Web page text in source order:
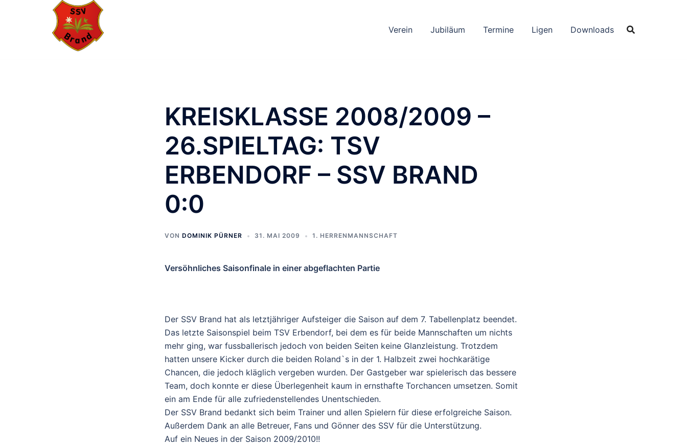
Verein Jubiläum Termine Ligen Downloads
KREISKLASSE 2008/2009 –
26.SPIELTAG: TSV
ERBENDORF – SSV BRAND
0:0
VON DOMINIK PÜRNER 31. MAI 2009 1. HERRENMANNSCHAFT
Versöhnliches Saisonfinale in einer abgeflachten Partie
Der SSV Brand hat als letztjähriger Aufsteiger die Saison auf dem 7. Tabellenplatz beendet.
Das letzte Saisonspiel beim TSV Erbendorf, bei dem es für beide Mannschaften um nichts
mehr ging, war fussballerisch jedoch von beiden Seiten keine Glanzleistung. Trotzdem
hatten unsere Kicker durch die beiden Roland`s in der 1. Halbzeit zwei hochkarätige
Chancen, die jedoch kläglich vergeben wurden. Der Gastgeber war spielerisch das bessere
Team, doch konnte er diese Überlegenheit kaum in ernsthafte Torchancen umsetzen. Somit
ein am Ende für alle zufriedenstellendes Unentschieden.
Der SSV Brand bedankt sich beim Trainer und allen Spielern für diese erfolgreiche Saison.
Außerdem Dank an alle Betreuer, Fans und Gönner des SSV für die Unterstützung.
Auf ein Neues in der Saison 2009/2010!!